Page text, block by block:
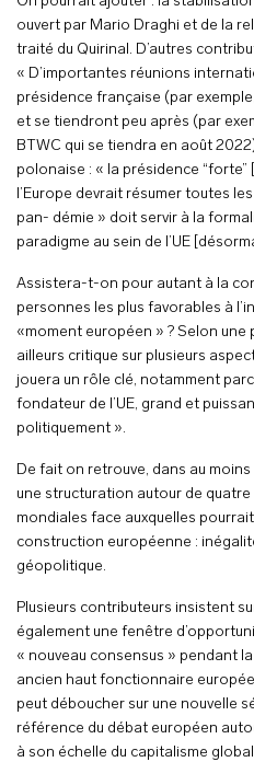
ouvert par Mario Draghi et de la
traité du Quirinal. D’autres
« D’importantes réunions
présidence française (par
et se tiendront peu après (par
BTWC qui se tiendra en août
polonaise : « la présidence “forte”
l’Europe devrait résumer toutes
pan- démie » doit servir à la
paradigme au sein de l’UE
Assistera-t-on pour autant à la
personnes les plus favorables à
«moment européen » ? Selon
ailleurs critique sur plusieurs
jouera un rôle clé, notamment
fondateur de l’UE, grand et
politiquement ».
De fait on retrouve, dans au
une structuration autour de
mondiales face auxquelles
construction européenne :
géopolitique.
Plusieurs contributeurs insistent
également une fenêtre
« nouveau consensus » pendant
ancien haut fonctionnaire
peut déboucher sur une nouvelle
référence du débat européen
à son échelle du capitalisme